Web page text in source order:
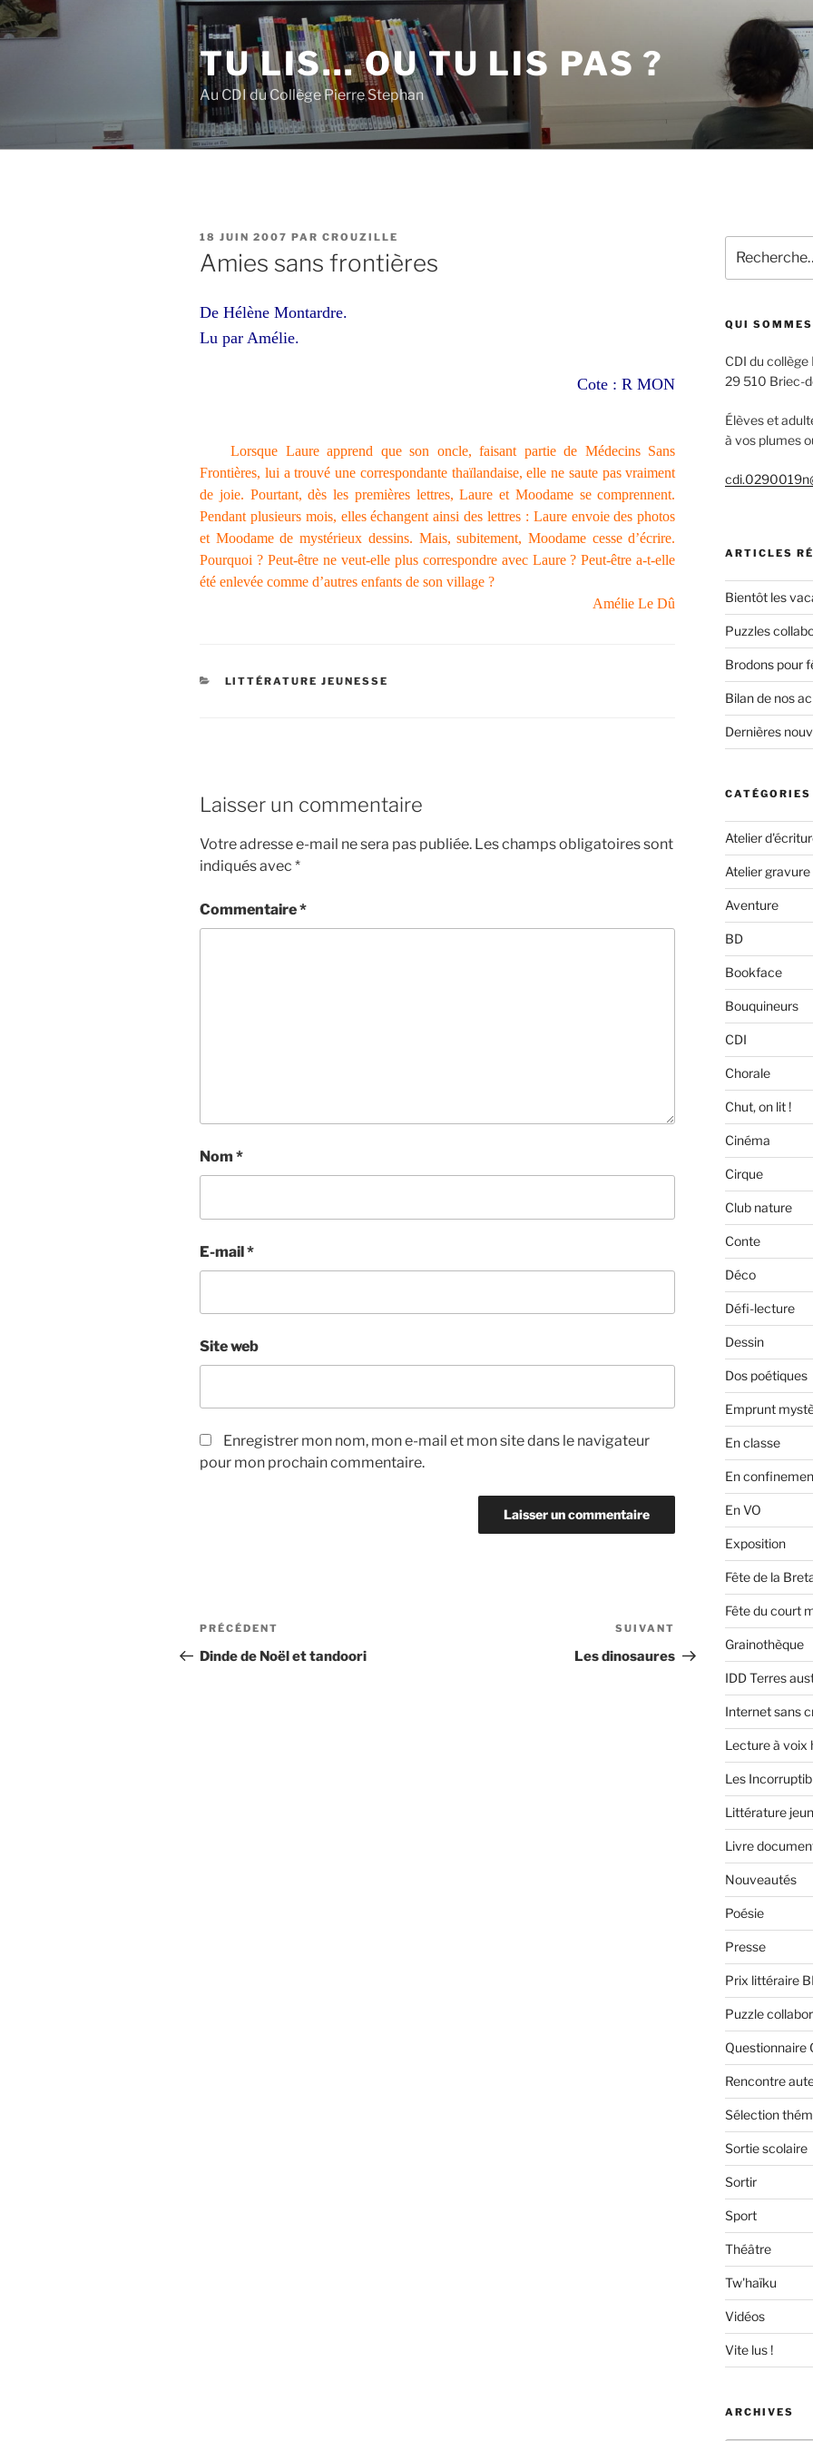
Aller
au
TU LIS… OU TU LIS PAS ?
Au CDI du Collège Pierre Stephan
PUBLIÉ
LE
18 JUIN 2007 PAR CROUZILLE
Amies sans frontières
De Hélène Montardre.
Lu par Amélie.
Cote : R MON
Lorsque Laure apprend que son oncle, faisant partie de Médecins Sans
Frontières, lui a trouvé une correspondante thaïlandaise, elle ne saute pas vraiment
de joie. Pourtant, dès les premières lettres, Laure et Moodame se comprennent.
Pendant plusieurs mois, elles échangent ainsi des lettres : Laure envoie des photos
et Moodame de mystérieux dessins. Mais, subitement, Moodame cesse d’écrire.
Pourquoi ? Peut-être ne veut-elle plus correspondre avec Laure ? Peut-être a-t-elle
été enlevée comme d’autres enfants de son village ?
Amélie Le Dû
CATÉGORIES
LITTÉRATURE JEUNESSE
Laisser un commentaire
Votre adresse e-mail ne sera pas publiée. Les champs obligatoires sont
indiqués avec *
Commentaire*
Nom *
E-mail*
Site web
Enregistrer mon nom, mon e-mail et mon site dans le navigateur
pour mon prochain commentaire.
Navigation
de
Article
précédent
PRÉCÉDENT
Dinde de Noël et tandoori
suivant
SUIVANT
Les dinosaures
pour
:
QUI
CDI du
29 510 Briec-
Élèves et
à vos plumes
ARTICLES
Bientôt les
Puzzles
Brodons pour
Bilan de nos
Dernières
CATÉGORIES
Atelier
Atelier gravure
Aventure
BD
Bookface
Bouquineurs
CDI
Chorale
Chut, on lit !
Cinéma
Cirque
Club nature
Conte
Déco
Défi-lecture
Dessin
Dos poétiques
Emprunt
En classe
En
En VO
Exposition
Fête de la
Fête du court
Grainothèque
IDD Terres
Internet sans
Lecture à voix
Les
Littérature
Livre
Nouveautés
Poésie
Presse
Prix littéraire
Puzzle
Questionnaire
Rencontre
Sélection
Sortie scolaire
Sortir
Sport
Théâtre
Tw'haïku
Vidéos
Vite lus !
ARCHIVES